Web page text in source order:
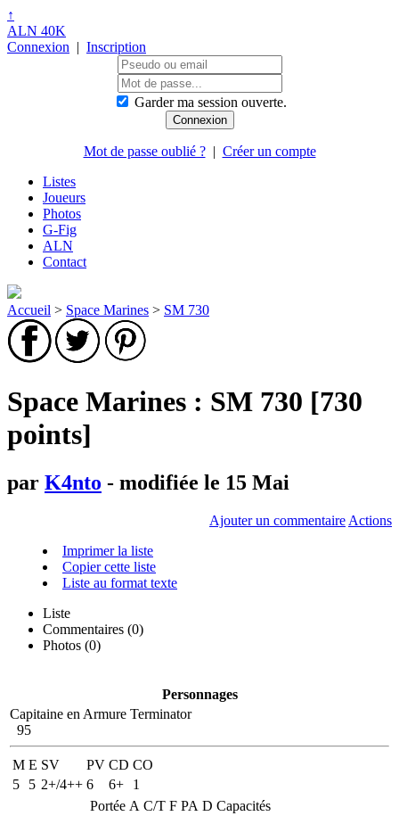
↑
ALN 40K
Connexion | Inscription
Garder ma session ouverte.
Mot de passe oublié ?| Créer un compte
Listes
Joueurs
Photos
G-Fig
ALN
Contact
Accueil > Space Marines > SM 730
Space Marines : SM 730 [730
points]
par K4nto - modifiée le 15 Mai
Ajouter un commentaire Actions
Imprimer la liste
Copier cette liste
Liste au format texte
Liste
Commentaires (0)
Photos (0)
Personnages
Capitaine en Armure Terminator
95
M E SV PV CD CO
5
5 2+/4++ 6 6+
1
Portée A C/T F PA D Capacités